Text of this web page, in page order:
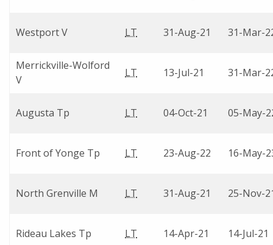
Westport V LT 31-Aug-21 31-Mar-
Merrickville-Wolford
V
LT 13-Jul-21 31-Mar-
Augusta Tp LT 04-Oct-21 05-May-
Front of Yonge Tp LT 23-Aug-22 16-May-
North Grenville M LT 31-Aug-21 25-Nov-
Rideau Lakes Tp LT 14-Apr-21 14-Jul-21